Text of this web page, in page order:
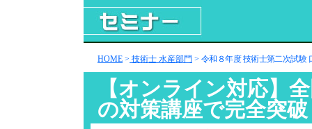
HOME > 技術士 水産部門 > 令和８年度 技術士第二次試験
【オンライン対応】
の対策講座で完全突